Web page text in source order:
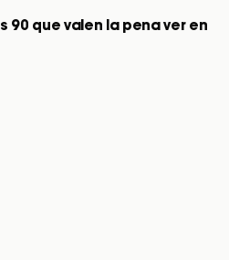
90 que valen la pena ver en